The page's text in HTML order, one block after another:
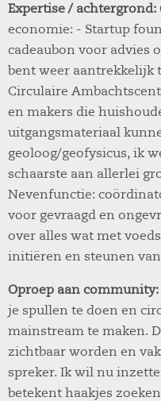
Expertise / achtergrond:
economie: - Startup
cadeaubon voor advies
bent weer aantrekkelijk
Circulaire
en makers die
uitgangsmateriaal
geoloog/geofysicus, ik
schaarste aan allerlei
Nevenfunctie:
voor gevraagd en
over alles wat met
initiëren en steunen
Oproep aan community:
je spullen te doen en
mainstream te maken.
zichtbaar worden en
spreker. Ik wil nu
betekent haakjes